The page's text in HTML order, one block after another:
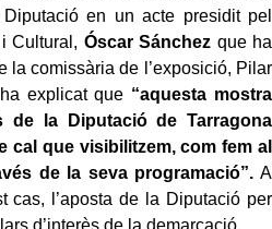
en un acte presidit pel
Cultural, Óscar Sánchez que ha
la comissària de l’exposició, Pilar
explicat que “aquesta mostra
de la Diputació de Tarragona
cal que visibilitzem, com fem al
de la seva programació”. A
cas, l’aposta de la Diputació per
d’interès de la demarcació.